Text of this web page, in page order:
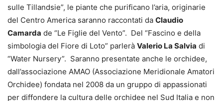
sulle Tillandsie”, le piante che purificano l’aria, originarie
del Centro America saranno raccontati da Claudio
Camarda de “Le Figlie del Vento”. Del “Fascino e della
simbologia del Fiore di Loto” parlerà Valerio La Salvia di
“Water Nursery”. Saranno presentate anche le orchidee,
dall’associazione AMAO (Associazione Meridionale Amatori
Orchidee) fondata nel 2008 da un gruppo di appassionati
per diffondere la cultura delle orchidee nel Sud Italia e non